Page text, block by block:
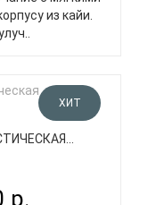
из кайи.
ХИТ
р.